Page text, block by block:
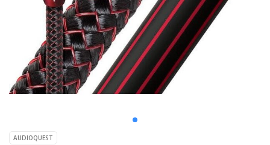
AUDIOQUEST